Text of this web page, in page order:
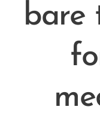
bare